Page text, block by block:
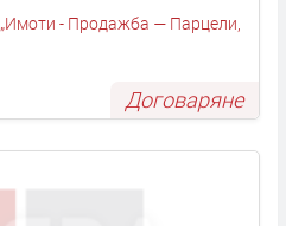
„Имоти - Продажба — Парцели,
Договаряне